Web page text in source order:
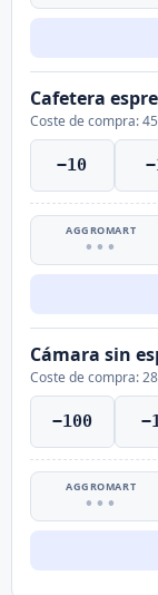
Cafetera
Coste de compra:
−10
AGGROMART
•••
Cámara sin
Coste de compra:
−100
AGGROMART
•••